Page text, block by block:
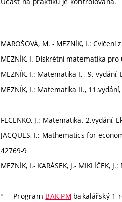
MAROŠOVÁ, M. - MEZNÍK, I.:
MEZNÍK, I. Diskrétní matematika pro
MEZNÍK, I.: Matematika I, , 9. vydání,
MEZNÍK, I.: Matematika II.,
FECENKO, J.: Matematika. 2.vydání,
JACQUES, I.: Mathematics for
42769-9
MEZNÍK, I.- KARÁSEK, J.-
Program BAK-PM bakalářský 1